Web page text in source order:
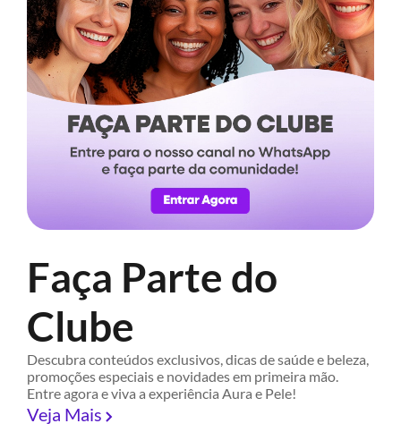
Faça Parte do
Clube
Descubra conteúdos exclusivos, dicas de saúde e beleza,
promoções especiais e novidades em primeira mão.
Entre agora e viva a experiência Aura e Pele!
Veja Mais